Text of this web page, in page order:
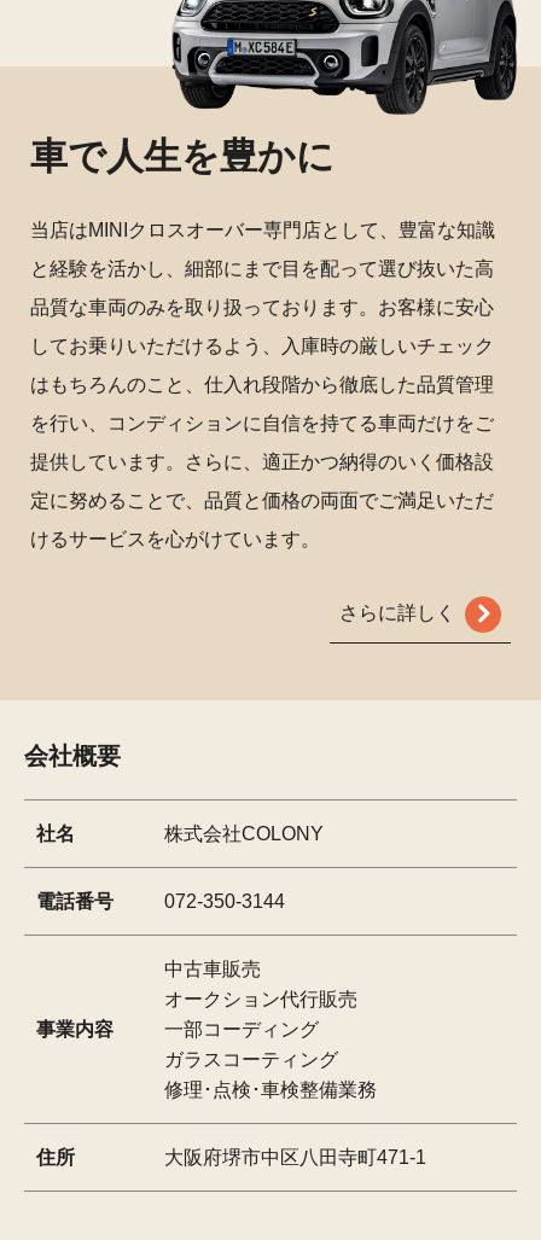
車で人生を豊かに
当店はMINIクロスオーバー専門店として、豊富な知識
と経験を活かし、細部にまで目を配って選び抜いた高
品質な車両のみを取り扱っております。お客様に安心
してお乗りいただけるよう、入庫時の厳しいチェック
はもちろんのこと、仕入れ段階から徹底した品質管理
を行い、コンディションに自信を持てる車両だけをご
提供しています。さらに、適正かつ納得のいく価格設
定に努めることで、品質と価格の両面でご満足いただ
けるサービスを心がけています。
さらに詳しく
会社概要
社名 株式会社COLONY
電話番号 072-350-3144
事業内容
中古車販売
オークション代行販売
一部コーディング
ガラスコーティング
修理･点検･車検整備業務
住所 大阪府堺市中区八田寺町471-1